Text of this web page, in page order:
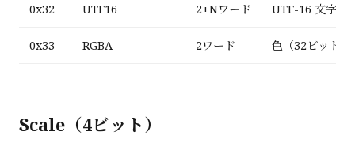
0x32 UTF16 2+Nワード UTF-16 文字列
0x33 RGBA 2ワード 色（32ビット）
Scale（4ビット）